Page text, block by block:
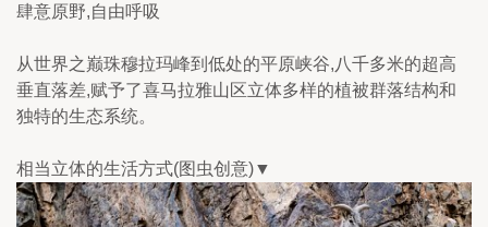
肆意原野,自由呼吸
从世界之巅珠穆拉玛峰到低处的平原峡谷,八千多米的超高
垂直落差,赋予了喜马拉雅山区立体多样的植被群落结构和
独特的生态系统。
相当立体的生活方式(图虫创意)▼